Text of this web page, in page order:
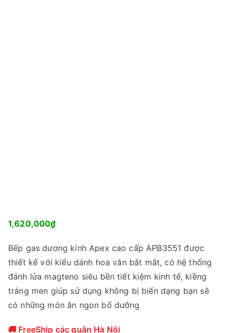
1,620,000₫
Bếp gas dương kính Apex cao cấp APB3551 được
thiết kế với kiểu dánh hoa văn bắt mắt, có hệ thống
đánh lửa magteno siêu bền tiết kiệm kinh tế, kiềng
tráng men giúp sử dụng không bị biến dạng bạn sẽ
có những món ăn ngon bổ dưỡng
🚚 FreeShip các quận Hà Nội